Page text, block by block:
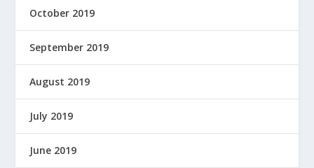
October 2019
September 2019
August 2019
July 2019
June 2019